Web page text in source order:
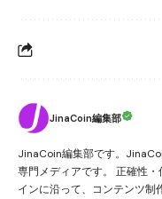
JinaCoin編集部
JinaCoin編集部です。
専門メディアです。 正確性
インに沿って、コンテンツ制